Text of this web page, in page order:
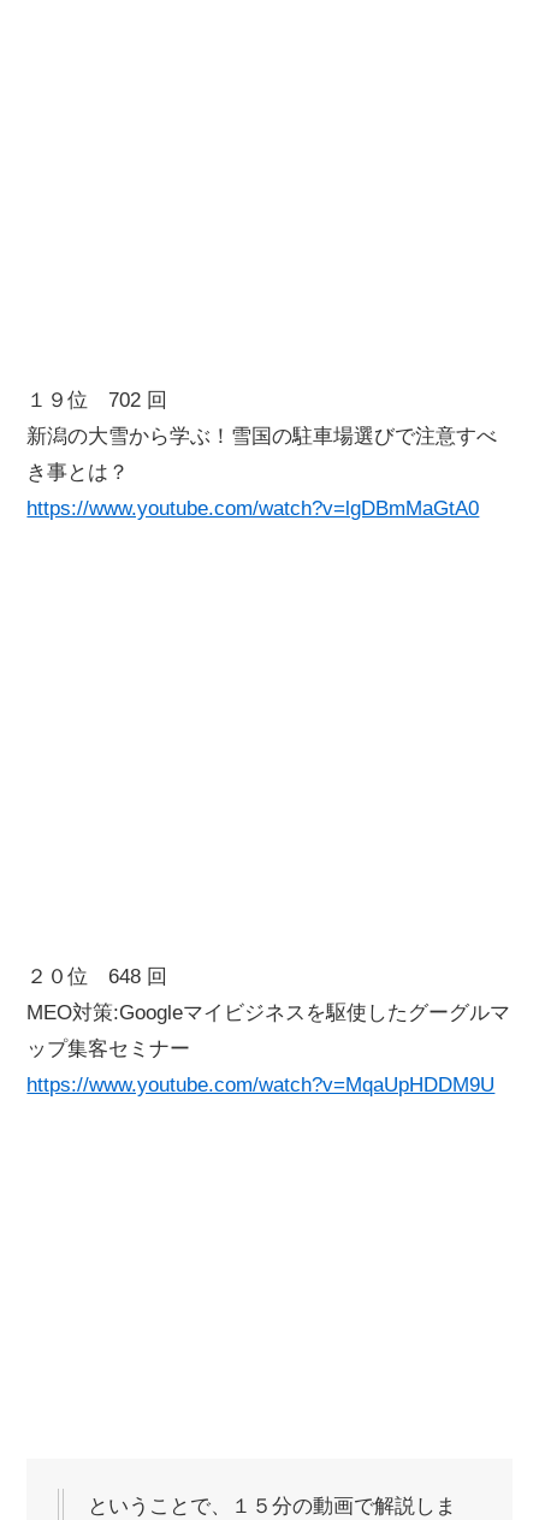
１９位 702 回
新潟の大雪から学ぶ！雪国の駐車場選びで注意すべ
き事とは？
https://www.youtube.com/watch?v=lgDBmMaGtA0
２０位 648 回
MEO対策:Googleマイビジネスを駆使したグーグルマ
ップ集客セミナー
https://www.youtube.com/watch?v=MqaUpHDDM9U
ということで、１５分の動画で解説しま